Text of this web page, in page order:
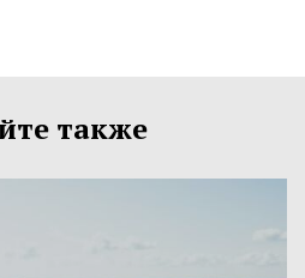
также